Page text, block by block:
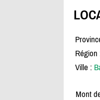
Région
Ville :
Mont